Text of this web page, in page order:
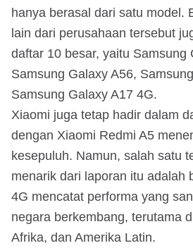
hanya berasal dari satu model.
lain dari perusahaan tersebut
daftar 10 besar, yaitu Samsung
Samsung Galaxy A56,
Samsung Galaxy A17 4G.
Xiaomi juga tetap hadir dalam
dengan Xiaomi Redmi A5
kesepuluh. Namun, salah satu
menarik dari laporan itu adalah
4G mencatat performa yang
negara berkembang, terutama
Afrika, dan Amerika Latin.